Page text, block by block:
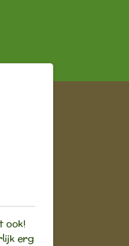
ook!
erg